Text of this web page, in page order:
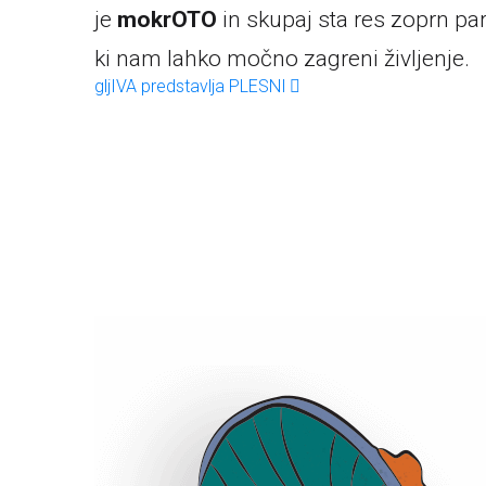
je mokrOTO in skupaj sta res zoprn
ki nam lahko močno zagreni življenje.
gljIVA predstavlja PLESNI